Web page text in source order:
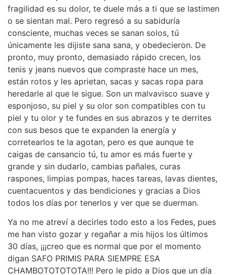
fragilidad es su dolor, te duele más a ti que se lastimen
o se sientan mal. Pero regresó a su sabiduría
consciente, muchas veces se sanan solos, tú
únicamente les dijiste sana sana, y obedecieron. De
pronto, muy pronto, demasiado rápido crecen, los
tenis y jeans nuevos que compraste hace un mes,
están rotos y les aprietan, sacas y sacas ropa para
heredarle al que le sigue. Son un malvavisco suave y
esponjoso, su piel y su olor son compatibles con tu
piel y tu olor y te fundes en sus abrazos y te derrites
con sus besos que te expanden la energía y
corretearlos te la agotan, pero es que aunque te
caigas de cansancio tú, tu amor es más fuerte y
grande y sin dudarlo, cambias pañales, curas
raspones, limpias pompas, haces tareas, lavas dientes,
cuentacuentos y das bendiciones y gracias a Dios
todos los días por tenerlos y ver que se duerman.
Ya no me atreví a decirles todo esto a los Fedes, pues
me han visto gozar y regañar a mis hijos los últimos
30 días, ¡¡¡creo que es normal que por el momento
digan SAFO PRIMIS PARA SIEMPRE ESA
CHAMBOTOTOTOTA!!! Pero le pido a Dios que un día